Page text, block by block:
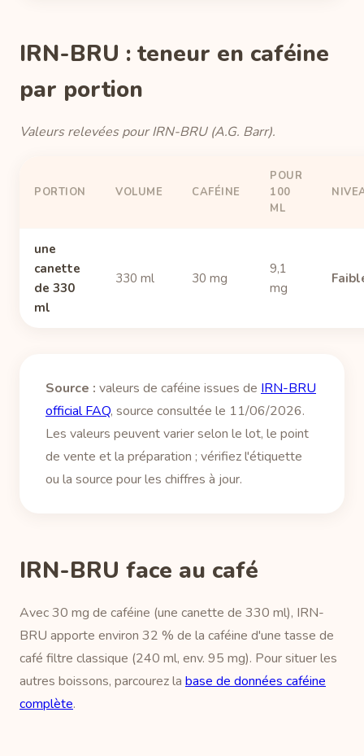
IRN-BRU : teneur en caféine
par portion
Valeurs relevées pour IRN-BRU (A.G. Barr).
PORTION VOLUME CAFÉINE
POUR
100
ML
une
canette
de 330
ml
330 ml 30 mg
9,1
mg
Source : valeurs de caféine issues de IRN-BRU
official FAQ, source consultée le 11/06/2026.
Les valeurs peuvent varier selon le lot, le point
de vente et la préparation ; vérifiez l'étiquette
ou la source pour les chiffres à jour.
IRN-BRU face au café
Avec 30 mg de caféine (une canette de 330 ml), IRN-
BRU apporte environ 32 % de la caféine d'une tasse de
café filtre classique (240 ml, env. 95 mg). Pour situer les
autres boissons, parcourez la base de données caféine
complète.